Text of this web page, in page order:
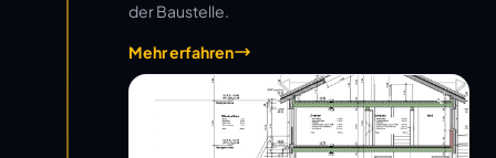
der Baustelle.
Mehr erfahren